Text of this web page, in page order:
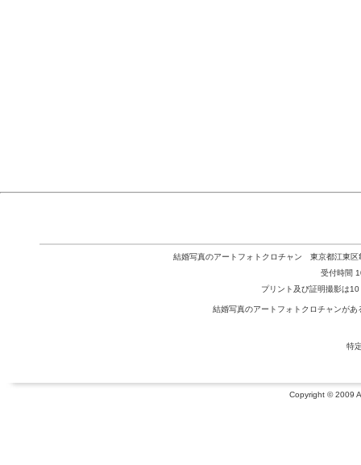
結婚写真のアートフォトクロチャン 東京都江東
受付時間
プリント及び証明撮影は
結婚写真のアートフォトクロチャンが
特
Copyright © 2009